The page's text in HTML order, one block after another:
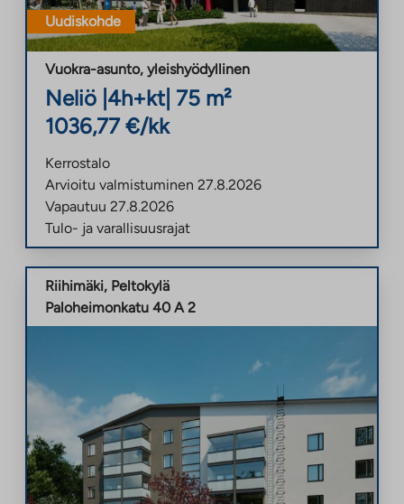
Uudiskohde
Vuokra-asunto, yleishyödyllinen
Neliö 4h+kt| 75 m²
1036,77 €/kk
Kerrostalo
Arvioitu valmistuminen 27.8.2026
Vapautuu 27.8.2026
Tulo- ja varallisuusrajat
Riihimäki, Peltokylä
Paloheimonkatu 40 A 2